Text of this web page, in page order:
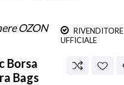
OZON
RIVENDITORE
UFFICIALE
Borsa
Bags